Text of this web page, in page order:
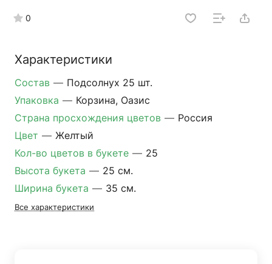
0
Характеристики
Состав — Подсолнух 25 шт.
Упаковка — Корзина, Оазис
Страна просхождения цветов — Россия
Цвет — Желтый
Кол-во цветов в букете — 25
Высота букета — 25 см.
Ширина букета — 35 см.
Все характеристики